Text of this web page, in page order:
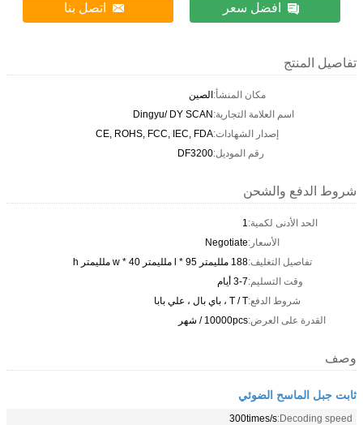
افضل سعر اتصل بنا
تفاصيل المنتج
مكان المنشأ:الصين
اسم العلامة التجارية:Dingyu/ DY SCAN
إصدار الشهادات:CE, ROHS, FCC, IEC, FDA
رقم الموديل:DF3200
شروط الدفع والشحن
الحد الأدنى لكمية:1
الأسعار:Negotiate
تفاصيل التغليف:188 ملليمتر l * 95 ملليمتر w * 40 ملليمتر h
وقت التسليم:3-7 أيام
شروط الدفع:T / T ، باي بال ، علي بابا
القدرة على العرض:10000pcs / شهر
وصف
ثابت جبل الماسح الضوئي
Decoding speed:
300times/s